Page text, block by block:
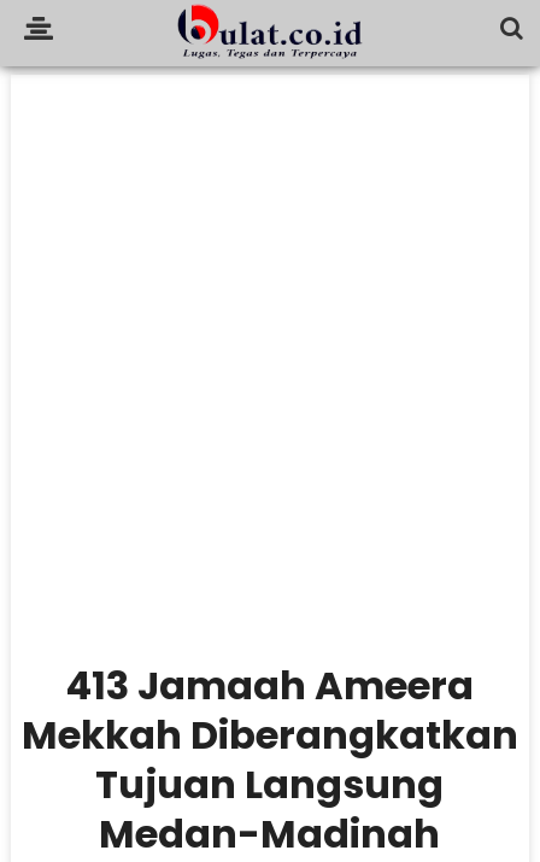
413 Jamaah Ameera
Mekkah Diberangkatkan
Tujuan Langsung
Medan-Madinah